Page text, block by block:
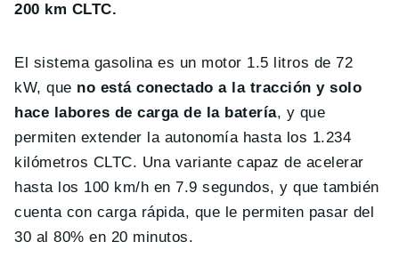
200 km CLTC.
El sistema gasolina es un motor 1.5 litros de 72
kW, que no está conectado a la tracción y solo
hace labores de carga de la batería, y que
permiten extender la autonomía hasta los 1.234
kilómetros CLTC. Una variante capaz de acelerar
hasta los 100 km/h en 7.9 segundos, y que también
cuenta con carga rápida, que le permiten pasar del
30 al 80% en 20 minutos.